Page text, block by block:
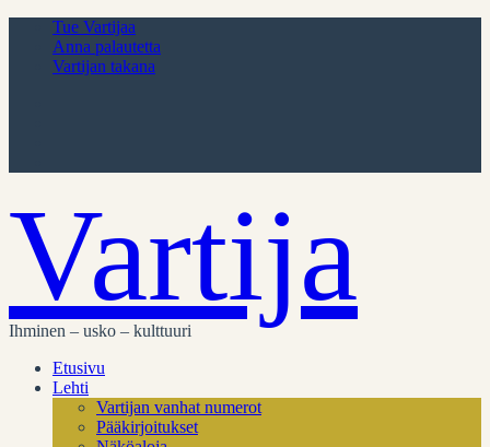
Tue Vartijaa
Anna palautetta
Vartijan takana
Vartija
Ihminen – usko – kulttuuri
Etusivu
Lehti
Vartijan vanhat numerot
Pääkirjoitukset